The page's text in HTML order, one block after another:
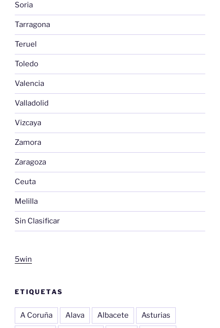
Soria
Tarragona
Teruel
Toledo
Valencia
Valladolid
Vizcaya
Zamora
Zaragoza
Ceuta
Melilla
Sin Clasificar
5win
ETIQUETAS
A Coruña Alava Albacete Asturias